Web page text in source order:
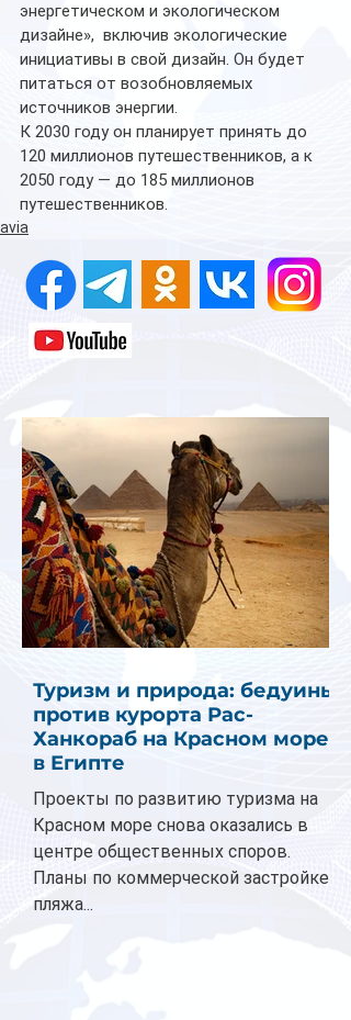
энергетическом и экологическом
дизайне»,  включив экологические
инициативы в свой дизайн. Он будет
питаться от возобновляемых
источников энергии.
К 2030 году он планирует принять до
120 миллионов путешественников, а к
2050 году — до 185 миллионов
путешественников.
avia
Туризм и природа: бедуины
против курорта Рас-
Ханкораб на Красном море
в Египте
Проекты по развитию туризма на
Красном море снова оказались в
центре общественных споров.
Планы по коммерческой застройке
пляжа...